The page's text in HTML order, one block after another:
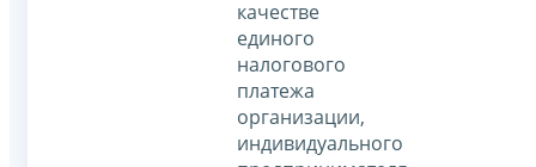
качестве
единого
налогового
платежа
организации,
индивидуального